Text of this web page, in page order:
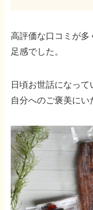
高評価な口コミが
足感でした。
日頃お世話になって
自分へのご褒美にい